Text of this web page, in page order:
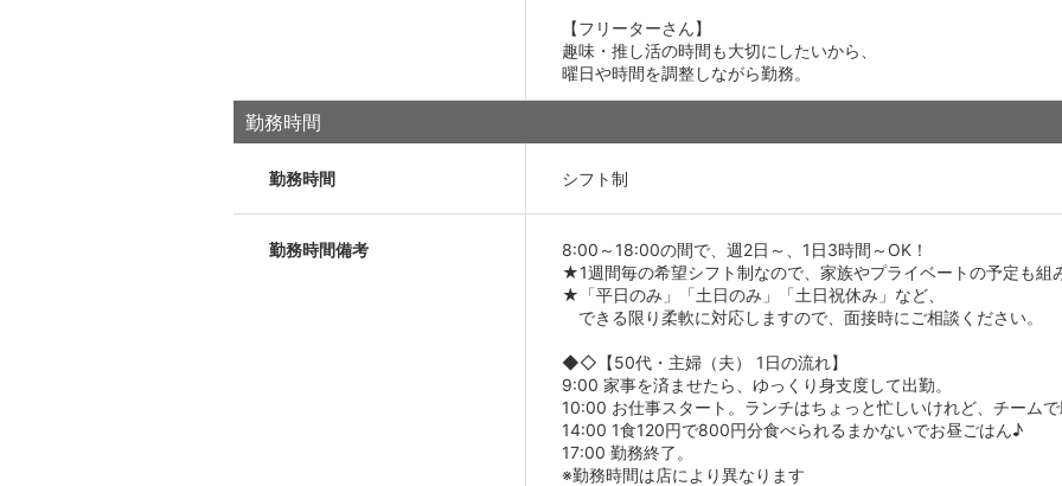
【フリーターさん】
趣味・推し活の時間も大切にしたいから、
曜日や時間を調整しながら勤務。
勤務時間
勤務時間 シフト制
勤務時間備考
8:00～18:00の間で、週2日～、1日3時間～OK！
★1週間毎の希望シフト制なので、家族やプライベートの予定も組
★「平日のみ」「土日のみ」「土日祝休み」など、
できる限り柔軟に対応しますので、面接時にご相談ください。
◆◇【50代・主婦（夫） 1日の流れ】
9:00 家事を済ませたら、ゆっくり身支度して出勤。
10:00 お仕事スタート。ランチはちょっと忙しいけれど、チーム
14:00 1食120円で800円分食べられるまかないでお昼ごはん♪
17:00 勤務終了。
※勤務時間は店により異なります